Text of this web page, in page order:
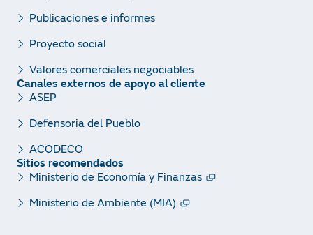
Publicaciones e informes
Proyecto social
Valores comerciales negociables
Canales externos de apoyo al cliente
ASEP
Defensoria del Pueblo
ACODECO
Sitios recomendados
Ministerio de Economía y Finanzas
Ministerio de Ambiente (MIA)